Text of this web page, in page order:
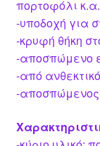
πορτοφόλι κ.α.
-υποδοχή για
-κρυφή θήκη
-αποσπώμενο
-από
-